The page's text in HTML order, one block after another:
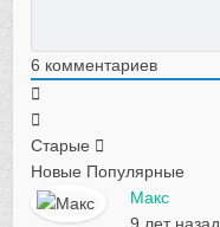
6 комментариев
Старые
Новые Популярные
Макс